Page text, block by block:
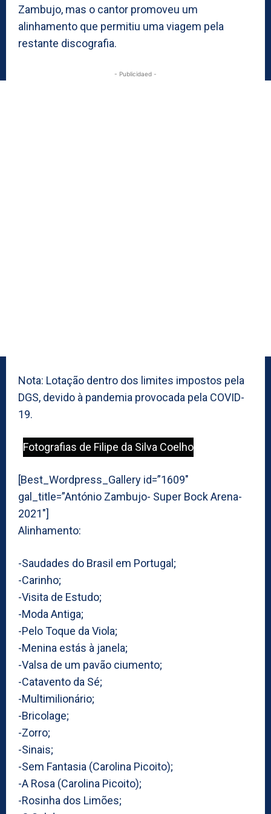
Zambujo, mas o cantor promoveu um
alinhamento que permitiu uma viagem pela
restante discografia.
- Publicidaed -
Nota: Lotação dentro dos limites impostos pela
DGS, devido à pandemia provocada pela COVID-
19.
Fotografias de Filipe da Silva Coelho
[Best_Wordpress_Gallery id=”1609″
gal_title=”António Zambujo- Super Bock Arena-
2021″]
Alinhamento:
-Saudades do Brasil em Portugal;
-Carinho;
-Visita de Estudo;
-Moda Antiga;
-Pelo Toque da Viola;
-Menina estás à janela;
-Valsa de um pavão ciumento;
-Catavento da Sé;
-Multimilionário;
-Bricolage;
-Zorro;
-Sinais;
-Sem Fantasia (Carolina Picoito);
-A Rosa (Carolina Picoito);
-Rosinha dos Limões;